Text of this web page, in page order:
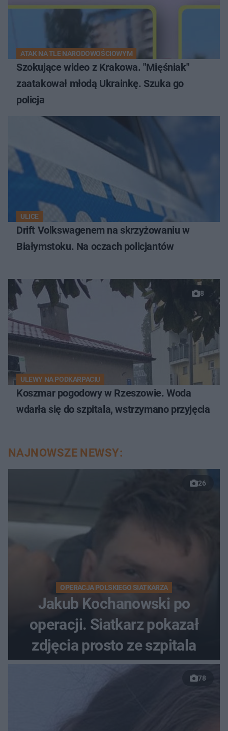
ATAK NA TLE NARODOWOŚCIOWYM
Szokujące wideo z Krakowa. "Mięśniak"
zaatakował młodą Ukrainkę. Szuka go
policja
ULICE
Drift Volkswagenem na skrzyżowaniu w
Białymstoku. Na oczach policjantów
8
ULEWY NA PODKARPACIU
Koszmar pogodowy w Rzeszowie. Woda
wdarła się do szpitala, wstrzymano przyjęcia
NAJNOWSZE NEWSY:
26
OPERACJA POLSKIEGO SIATKARZA
Jakub Kochanowski po
operacji. Siatkarz pokazał
zdjęcia prosto ze szpitala
78